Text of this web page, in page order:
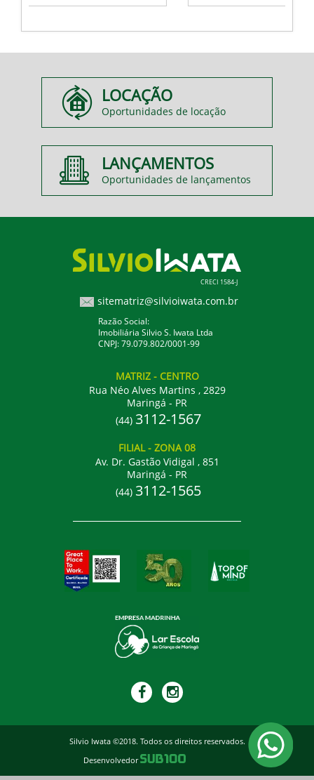
LOCAÇÃO
Oportunidades de locação
LANÇAMENTOS
Oportunidades de lançamentos
CRECI 1584-J
sitematriz@silvioiwata.com.br
Razão Social:
Imobiliária Silvio S. Iwata Ltda
CNPJ: 79.079.802/0001-99
MATRIZ - CENTRO
Rua Néo Alves Martins , 2829
Maringá - PR
(44) 3112-1567
FILIAL- ZONA 08
Av. Dr. Gastão Vidigal , 851
Maringá - PR
(44) 3112-1565
Silvio Iwata ©2018. Todos os direitos reservados.
Desenvolvedor